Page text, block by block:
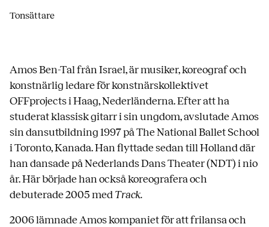
Tonsättare
Amos Ben-Tal från Israel, är musiker, koreograf och
konstnärlig ledare för konstnärskollektivet
OFFprojects i Haag, Nederländerna. Efter att ha
studerat klassisk gitarr i sin ungdom, avslutade Amos
sin dansutbildning 1997 på The National Ballet School
i Toronto, Kanada. Han flyttade sedan till Holland där
han dansade på Nederlands Dans Theater (NDT) i nio
år. Här började han också koreografera och
debuterade 2005 med Track.
2006 lämnade Amos kompaniet för att frilansa och